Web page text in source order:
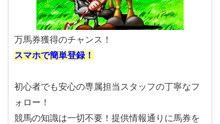
万馬券獲得のチャンス！
スマホで簡単登録！
初心者でも安心の専属担当スタッフの丁寧なフ
ォロー！
競馬の知識は一切不要！提供情報通りに馬券を